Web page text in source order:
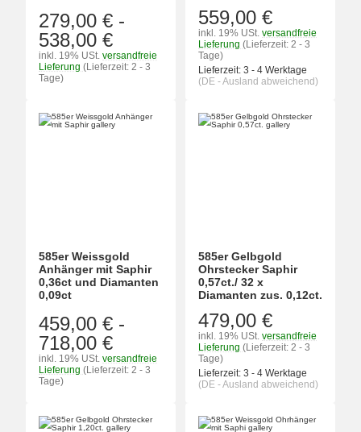
279,00 € -
538,00 €
inkl. 19% USt. versandfreie
Lieferung (Lieferzeit: 2 - 3
Tage)
559,00 €
inkl. 19% USt. versandfreie
Lieferung (Lieferzeit: 2 - 3
Tage)
Lieferzeit: 3 - 4 Werktage
(DE - Ausland abweichend)
585er Weissgold
Anhänger mit Saphir
0,36ct und Diamanten
0,09ct
459,00 € -
718,00 €
inkl. 19% USt. versandfreie
Lieferung (Lieferzeit: 2 - 3
Tage)
585er Gelbgold
Ohrstecker Saphir
0,57ct./ 32 x
Diamanten zus. 0,12ct.
479,00 €
inkl. 19% USt. versandfreie
Lieferung (Lieferzeit: 2 - 3
Tage)
Lieferzeit: 3 - 4 Werktage
(DE - Ausland abweichend)